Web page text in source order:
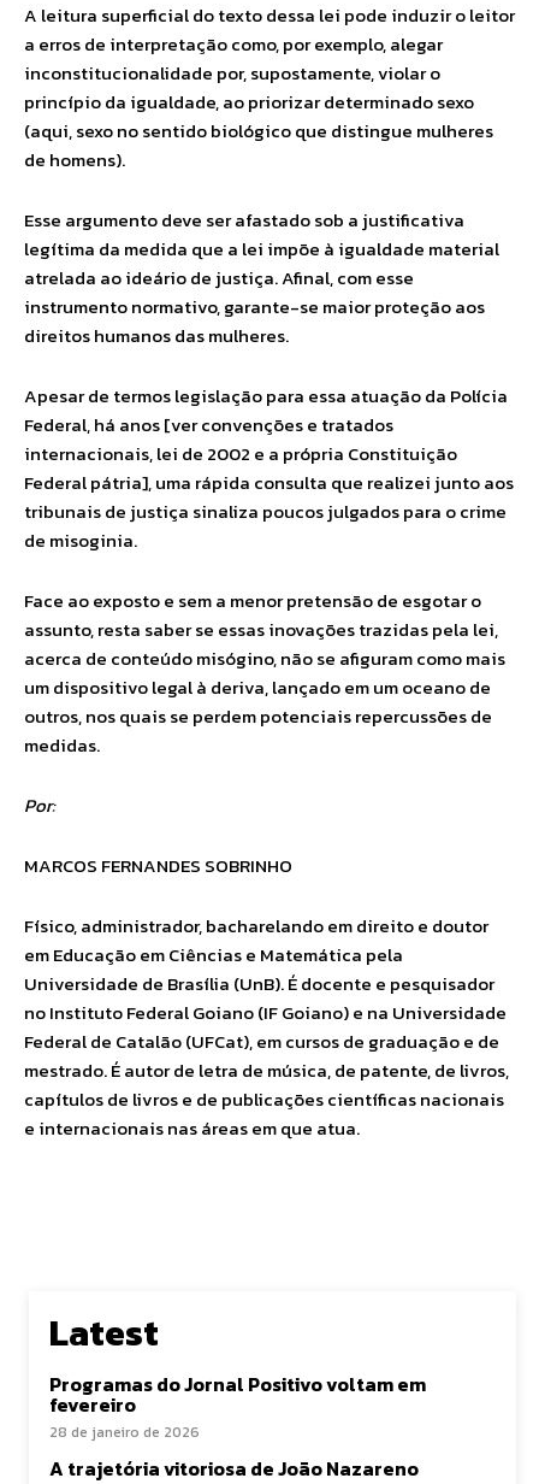
A leitura superficial do texto dessa lei pode induzir o leitor
a erros de interpretação como, por exemplo, alegar
inconstitucionalidade por, supostamente, violar o
princípio da igualdade, ao priorizar determinado sexo
(aqui, sexo no sentido biológico que distingue mulheres
de homens).
Esse argumento deve ser afastado sob a justificativa
legítima da medida que a lei impõe à igualdade material
atrelada ao ideário de justiça. Afinal, com esse
instrumento normativo, garante-se maior proteção aos
direitos humanos das mulheres.
Apesar de termos legislação para essa atuação da Polícia
Federal, há anos [ver convenções e tratados
internacionais, lei de 2002 e a própria Constituição
Federal pátria], uma rápida consulta que realizei junto aos
tribunais de justiça sinaliza poucos julgados para o crime
de misoginia.
Face ao exposto e sem a menor pretensão de esgotar o
assunto, resta saber se essas inovações trazidas pela lei,
acerca de conteúdo misógino, não se afiguram como mais
um dispositivo legal à deriva, lançado em um oceano de
outros, nos quais se perdem potenciais repercussões de
medidas.
Por:
MARCOS FERNANDES SOBRINHO
Físico, administrador, bacharelando em direito e doutor
em Educação em Ciências e Matemática pela
Universidade de Brasília (UnB). É docente e pesquisador
no Instituto Federal Goiano (IF Goiano) e na Universidade
Federal de Catalão (UFCat), em cursos de graduação e de
mestrado. É autor de letra de música, de patente, de livros,
capítulos de livros e de publicações científicas nacionais
e internacionais nas áreas em que atua.
Latest
Programas do Jornal Positivo voltam em
fevereiro
28 de janeiro de 2026
A trajetória vitoriosa de João Nazareno